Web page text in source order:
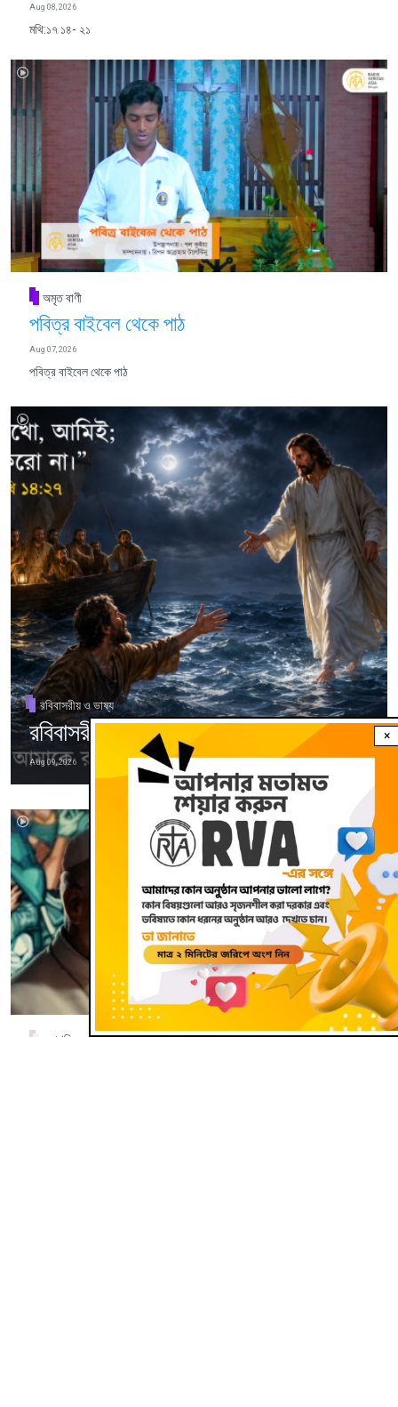
Aug 08, 2026
মথি:১৭ ১৪- ২১
অমৃত বাণী
পবিত্র বাইবেল থেকে পাঠ
Aug 07, 2026
পবিত্র বাইবেল থেকে পাঠ
রবিবাসরীয় ও ভাষ্য
রবিবাসরীয় ও ভাষ্য
Aug 09, 2026
ক্যাথলিক জগৎ
×